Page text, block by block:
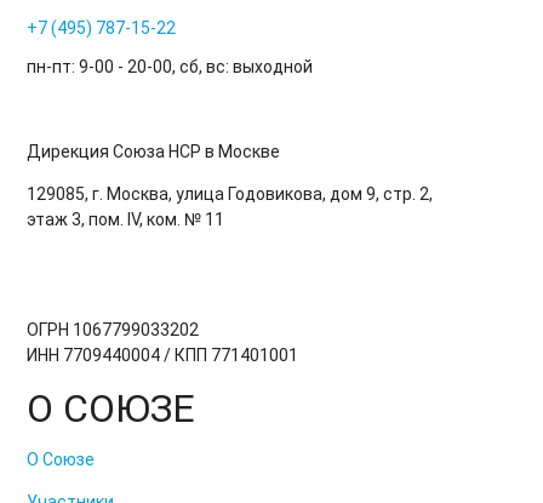
+7 (495) 787-15-22
пн-пт: 9-00 - 20-00, сб, вс: выходной
Дирекция Cоюза НСР в Москве
129085, г. Москва, улица Годовикова, дом 9, стр. 2,
этаж 3, пом. IV, ком. № 11
ОГРН 1067799033202
ИНН 7709440004 / КПП 771401001
О СОЮЗЕ
О Союзе